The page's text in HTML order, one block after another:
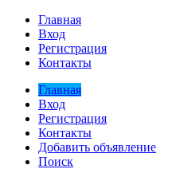
Главная
Вход
Регистрация
Контакты
Главная
Вход
Регистрация
Контакты
Добавить объявление
Поиск